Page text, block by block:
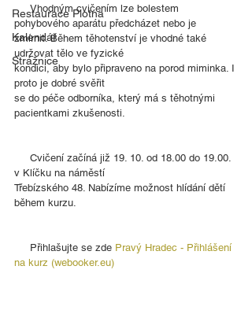
Restaurace Plotna
Kalendář
Strážnice
     Vhodným cvičením lze bolestem
pohybového aparátu předcházet nebo je
zmírnit. Během těhotenství je vhodné také
udržovat tělo ve fyzické
kondici, aby bylo připraveno na porod miminka. I
proto je dobré svěřit
se do péče odborníka, který má s těhotnými
pacientkami zkušenosti.
v Klíčku na náměstí
Třebízského 48. Nabízíme možnost hlídání dětí
během kurzu.
     Přihlašujte se zde
Pravý Hradec - Přihlášení
na kurz (webooker.eu)